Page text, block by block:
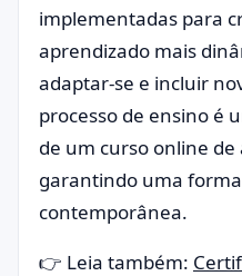
implementadas para
aprendizado mais
adaptar-se e incluir
processo de ensino é
de um curso online
garantindo uma
contemporânea.
👉 Leia também: